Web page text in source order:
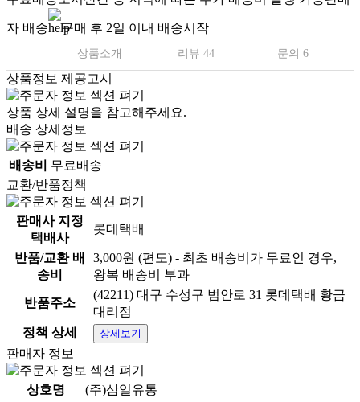
자 배송 구매 후 2일 이내 배송시작
상품소개 리뷰 44 문의 6
상품정보 제공고시
상품 상세 설명을 참고해주세요.
배송 상세정보
배송비
무료배송
교환/반품정책
판매사 지정
택배사
롯데택배
반품/교환 배
송비
3,000원 (편도) - 최초 배송비가 무료인 경우,
왕복 배송비 부과
반품주소
(42211) 대구 수성구 범안로 31 롯데택배 황금
대리점
정책 상세
상세보기
판매자 정보
상호명
(주)삼일유통